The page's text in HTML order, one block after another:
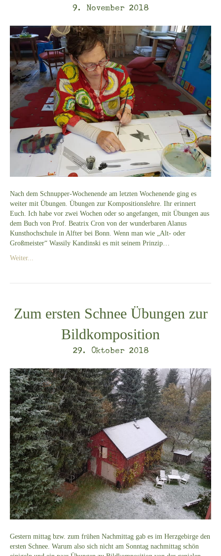
9. November 2018
Nach dem Schnupper-Wochenende am letzten Wochenende ging es
weiter mit Übungen. Übungen zur Kompositionslehre. Ihr erinnert
Euch. Ich habe vor zwei Wochen oder so angefangen, mit Übungen aus
dem Buch von Prof. Beatrix Cron von der wunderbaren Alanus
Kunsthochschule in Alfter bei Bonn. Wenn man wie „Alt- oder
Großmeister“ Wassily Kandinski es mit seinem Prinzip…
Weiter...
Zum ersten Schnee Übungen zur
Bildkomposition
29. Oktober 2018
Gestern mittag bzw. zum frühen Nachmittag gab es im Herzgebirge den
ersten Schnee. Warum also sich nicht am Sonntag nachmittag schön